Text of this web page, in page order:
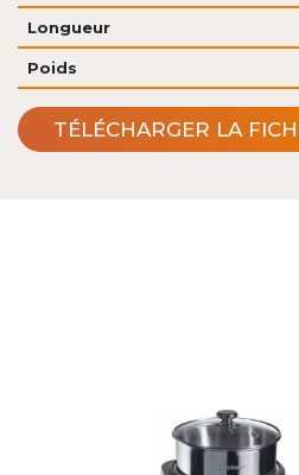
Longueur
Poids
TÉLÉCHARGER LA